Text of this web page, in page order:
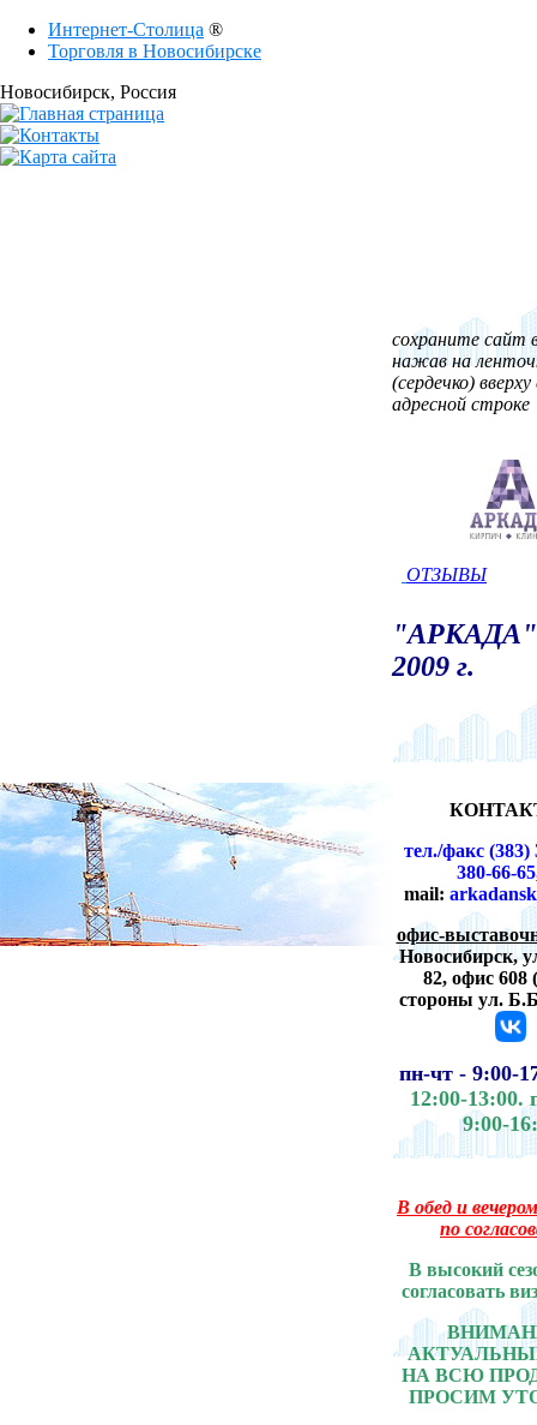
Интернет-Столица ®
Торговля в Новосибирске
Новосибирск, Россия
сохраните сайт
нажав на
(сердечко)
адресной строке
ОТЗЫВЫ
2009 г.
тел./факс (383)
380-66-65
mail:
офис-
Новосибирск,
82, офис 608 (
стороны ул.
пн-чт - 9:00-
12:00-13:00.
9:00-
В обед и
по
В высокий
согласовать
НА ВСЮ
ПРОСИМ